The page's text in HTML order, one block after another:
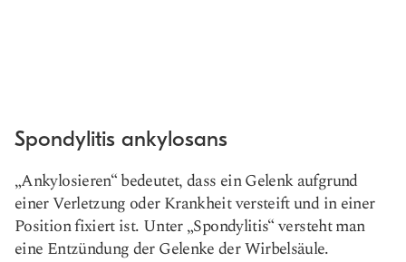
Spondylitis ankylosans
„Ankylosieren“ bedeutet, dass ein Gelenk aufgrund
einer Verletzung oder Krankheit versteift und in einer
Position fixiert ist. Unter „Spondylitis“ versteht man
eine Entzündung der Gelenke der Wirbelsäule.